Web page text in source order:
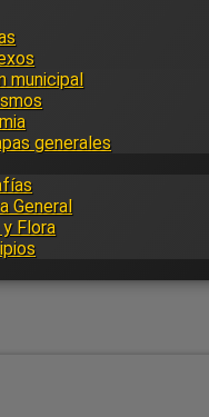
municipal
generales
General
Flora